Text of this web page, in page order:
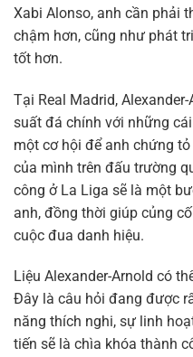
Xabi Alonso, anh cần phải
chậm hơn, cũng như phát
tốt hơn.
Tại Real Madrid,
suất đá chính với những
một cơ hội để anh chứng
của mình trên đấu trường
công ở La Liga sẽ là một
anh, đồng thời giúp củng
cuộc đua danh hiệu.
Liệu Alexander-Arnold có
Đây là câu hỏi đang được
năng thích nghi, sự linh
tiến sẽ là chìa khóa thành